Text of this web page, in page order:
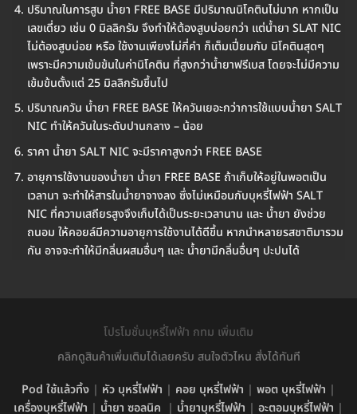
ปริมาณในการสูบ น้ำยา FREE BASE มีปริมาณนิโคตินไม่มาก หากเป็น
เลขเดี่ยว เช่น 0 มิลลิกรัม จึงทำให้ต้องสูบบ่อยกว่า แต่น้ำยา SLAT NIC
ไม่ต้องสูบบ่อย หรือ ใช้งานเพียงไม่กี่คำ ก็เต็มเปี่ยมกับ นิโคตินสุดๆ
เพราะมีความเข้มข้นในค่านิโคติน ที่สูงกว่าน้ำยาฟรีเบส โดยจะไม่มีความ
เข้มข้นตั้งแต่ 25 มิลลิกรัมขึ้นไป
ปริมาณควัน น้ำยา FREE BASE ให้ควันเยอะกว่าการใช้แบบน้ำยา SALT
NIC ทำให้ควันในระดับปานกลาง – น้อย
ราคา น้ำยา SALT NIC จะมีราคาสูงกว่า FREE BASE
อายุการใช้งานของน้ำยา น้ำยา FREE BASE ถ้าเก็บให้อยู่ในพอตเป็น
เวลานา จะทำให้สารในน้ำยาจางลง ซึ่งไม่เหมือนกับบุหรี่ไฟฟ้า SALT
NIC ที่ความเสถียรสูงจึงเก็บได้เป็นระยะเวลานาน และ น้ำยา ยังช่วย
ถนอม ให้คอยล์มีความอายุการใช้งานได้ดีขึ้น หากนำหลายรสชาติมารวม
กัน อาจจะทำให้มีกลิ่นผสมอื่นๆ และ น้ำยามีกลิ่นอื่นๆ ปะปนได้
โปรโมชั่นบุหรี่ไฟฟ้า กทม เพิ่มเติม
คลิกดูสินค้าเพิ่มเติมได้เลยครับ สนใจตัวไหน สั่งได้ทันที
Pod ใช้แล้วทิ้ง | หัว บุหรี่ไฟฟ้า | คอย บุหรี่ไฟฟ้า | พอต บุหรี่ไฟฟ้า |
เครื่องบุหรี่ไฟฟ้า | น้ำยา ซอลนิค | น้ำยาบุหรี่ไฟฟ้า | อะตอมบุหรี่ไฟฟ้า |